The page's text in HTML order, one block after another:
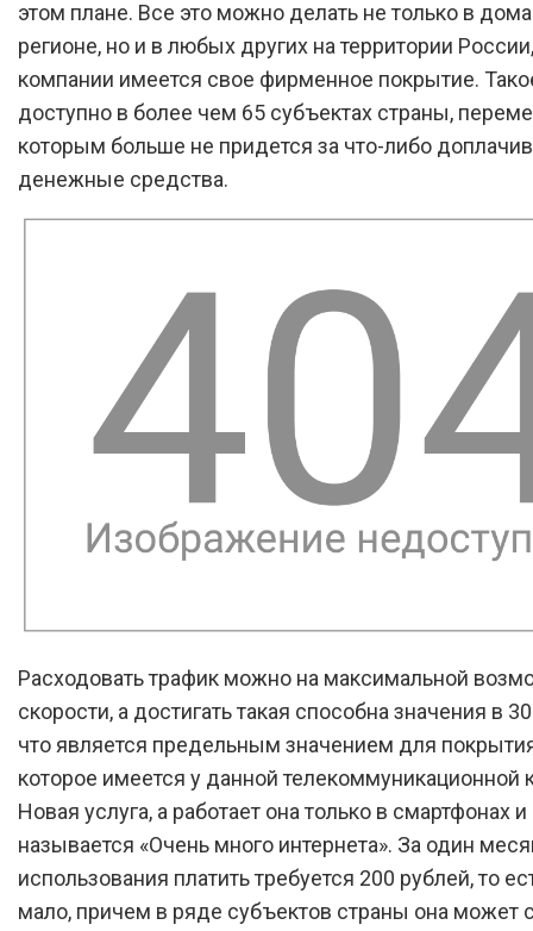
этом плане. Все это можно делать не только в
регионе, но и в любых других на территории
компании имеется свое фирменное покрытие.
доступно в более чем 65 субъектах страны,
которым больше не придется за что-либо
денежные средства.
Расходовать трафик можно на максимальной
скорости, а достигать такая способна значения в
что является предельным значением для
которое имеется у данной телекоммуникационной
Новая услуга, а работает она только в смартфонах
называется «Очень много интернета». За один
использования платить требуется 200 рублей, то
мало, причем в ряде субъектов страны она может